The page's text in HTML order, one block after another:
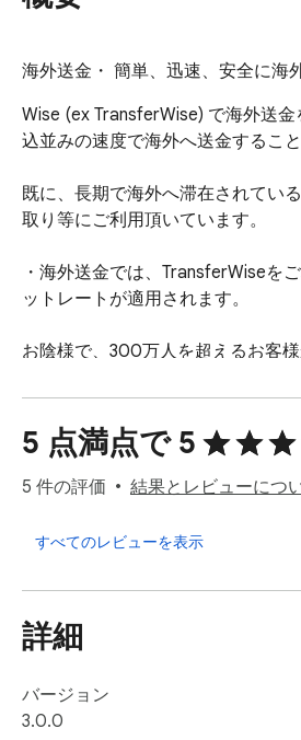
海外送金・ 簡単、迅速、安全に海
Wise (ex TransferWise) で海外送
込並みの速度で海外へ送金すること
既に、長期で海外へ滞在されてい
取り等にご利用頂いています。
・海外送金では、TransferWiseを
ットレートが適用されます。
お陰様で、300万人を超えるお客
TransferWiseの利用例:
- 海外に住む家族や友人への送金
- 外国で利用中のサービス利用料等
送金可能な通貨と国・地域: GBP (
CAD (カナダ・ドル)、CHF (スイ
ナ)、HUF (ハンガリー・フォリン
受取可能な通貨と国・地域: EUR (
5 点満点で 5
5 件の評価 結果とレビューにつ
すべてのレビューを表示
詳細
バージョン
3.0.0